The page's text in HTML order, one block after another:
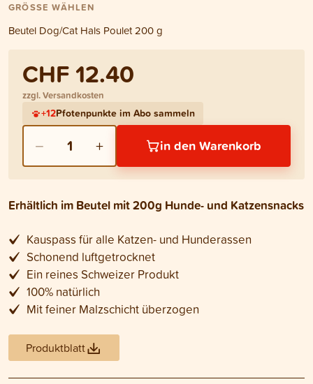
GRÖSSE WÄHLEN
Beutel Dog/Cat Hals Poulet 200 g
CHF 12.40
zzgl. Versandkosten
+12Pfotenpunkte im Abo sammeln
− 1 + in den Warenkorb
Erhältlich im Beutel mit 200g Hunde- und Katzensnacks
Kauspass für alle Katzen- und Hunderassen
Schonend luftgetrocknet
Ein reines Schweizer Produkt
100% natürlich
Mit feiner Malzschicht überzogen
Produktblatt